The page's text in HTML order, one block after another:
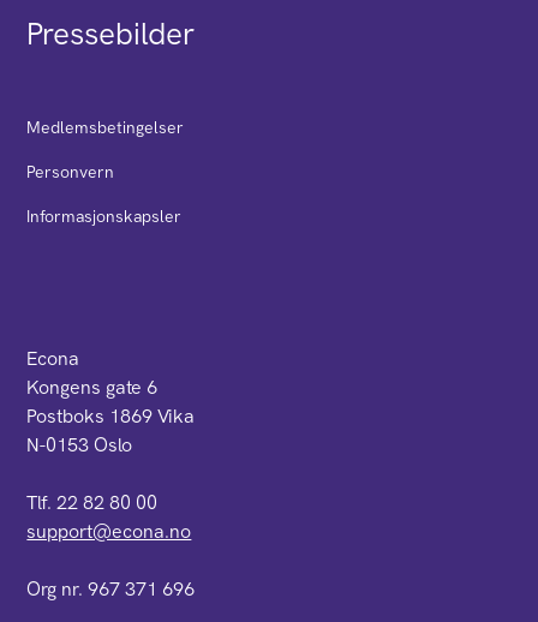
Pressebilder
Medlemsbetingelser
Personvern
Informasjonskapsler
Econa
Kongens gate 6
Postboks 1869 Vika
N-0153 Oslo
Tlf. 22 82 80 00
support@econa.no
Org nr. 967 371 696